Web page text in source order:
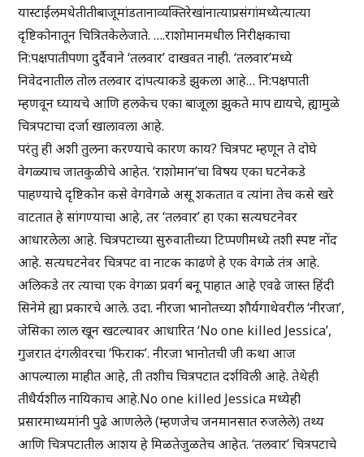
यास्टाईलमधेतीतीबाजूमांडतानाव्यक्तिरेखांनात्याप्रसंगांमध्येत्यात्या
दृष्टिकोनातून चित्रितकेलेजाते. ….राशोमानमधील निरीक्षकाचा
नि:पक्षपातीपणा दुर्दैवाने ‘तलवार’ दाखवत नाही. ‘तलवार’मध्ये
निवेदनातील तोल तलवार दांपत्याकडे झुकला आहे… नि:पक्षपाती
म्हणवून घ्यायचे आणि हलकेच एका बाजूला झुकते माप द्यायचे, ह्यामुळे
चित्रपटाचा दर्जा खालावला आहे.
परंतु ही अशी तुलना करण्याचे कारण काय? चित्रपट म्हणून ते दोघे
वेगळ्याच जातकुळीचे आहेत. ‘राशोमान’चा विषय एका घटनेकडे
पाहण्याचे दृष्टिकोन कसे वेगवेगळे असू शकतात व त्यांना तेच कसे खरे
वाटतात हे सांगण्याचा आहे, तर ‘तलवार’ हा एका सत्यघटनेवर
आधारलेला आहे. चित्रपटाच्या सुरुवातीच्या टिप्पणीमध्ये तशी स्पष्ट नोंद
आहे. सत्यघटनेवर चित्रपट वा नाटक काढणे हे एक वेगळे तंत्र आहे.
अलिकडे तर त्याचा एक वेगळा प्रवर्ग बनू पाहात आहे एवढे जास्त हिंदी
सिनेमे ह्या प्रकारचे आले. उदा. नीरजा भानोतच्या शौर्यगाथेवरील ‘नीरजा’,
जेसिका लाल खून खटल्यावर आधारित ‘No one killed Jessica’,
गुजरात दंगलीवरचा ‘फिराक’. नीरजा भानोतची जी कथा आज
आपल्याला माहीत आहे, ती तशीच चित्रपटात दर्शविली आहे. तेथेही
तीधैर्यशील नायिकाच आहे.No one killed Jessica मध्येही
प्रसारमाध्यमांनी पुढे आणलेले (म्हणजेच जनमानसात रुजलेले) तथ्य
आणि चित्रपटातील आशय हे मिळतेजुळतेच आहेत. ‘तलवार’ चित्रपटाचे